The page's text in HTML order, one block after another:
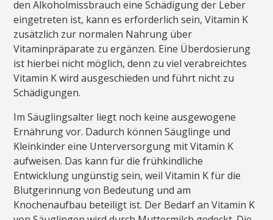
den Alkoholmissbrauch eine Schädigung der Leber
eingetreten ist, kann es erforderlich sein, Vitamin K
zusätzlich zur normalen Nahrung über
Vitaminpräparate zu ergänzen. Eine Überdosierung
ist hierbei nicht möglich, denn zu viel verabreichtes
Vitamin K wird ausgeschieden und führt nicht zu
Schädigungen.
Im Säuglingsalter liegt noch keine ausgewogene
Ernährung vor. Dadurch können Säuglinge und
Kleinkinder eine Unterversorgung mit Vitamin K
aufweisen. Das kann für die frühkindliche
Entwicklung ungünstig sein, weil Vitamin K für die
Blutgerinnung von Bedeutung und am
Knochenaufbau beteiligt ist. Der Bedarf an Vitamin K